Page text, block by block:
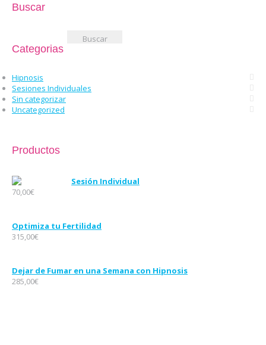
Buscar
Categorias
Hipnosis
Sesiones Individuales
Sin categorizar
Uncategorized
Productos
Sesión Individual
70,00€
Optimiza tu Fertilidad
315,00€
Dejar de Fumar en una Semana con Hipnosis
285,00€